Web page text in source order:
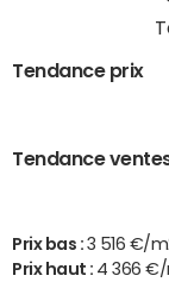
Tendance prix
Tendance
Prix bas : 3 516 €/
Prix haut : 4 366